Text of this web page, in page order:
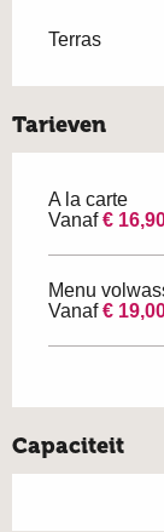
Terras
Tarieven
A la carte
Vanaf€
Menu
Vanaf€
Capaciteit